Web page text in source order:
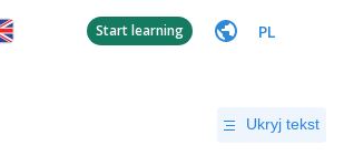
Start learning PL
Ukryj tekst